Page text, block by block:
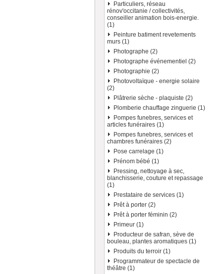
Particuliers, réseau
rénov'occitanie / collectivités,
conseiller animation bois-energie.
(1)
Peinture batiment revetements
murs (1)
Photographe (2)
Photographe événementiel (2)
Photographie (2)
Photovoltaïque - energie solaire
(2)
Plâtrerie sèche - plaquiste (2)
Plomberie chauffage zinguerie (1)
Pompes funebres, services et
articles funéraires (1)
Pompes funebres, services et
chambres funéraires (2)
Pose carrelage (1)
Prénom bébé (1)
Pressing, nettoyage à sec,
blanchisserie, couture et repassage
(1)
Prestataire de services (1)
Prêt à porter (2)
Prêt à porter féminin (2)
Primeur (1)
Producteur de safran, sève de
bouleau, plantes aromatiques (1)
Produits du terroir (1)
Programmateur de spectacle de
théâtre (1)